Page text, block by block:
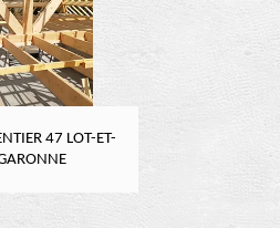
47 LOT-ET-